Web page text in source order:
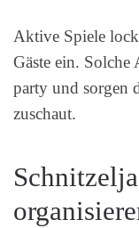
Aktive Spiele
Gäste ein.
party und sorgen
zuschaut.